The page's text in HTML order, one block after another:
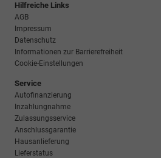
Hilfreiche Links
AGB
Impressum
Datenschutz
Informationen zur Barrierefreiheit
Cookie-Einstellungen
Service
Autofinanzierung
Inzahlungnahme
Zulassungsservice
Anschlussgarantie
Hausanlieferung
Lieferstatus